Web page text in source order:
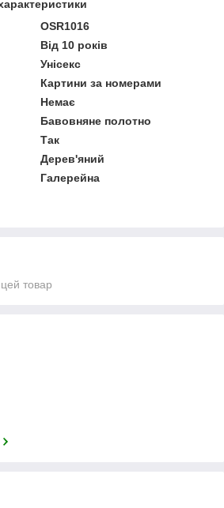
OSR1016
Від 10 років
Унісекс
Картини за номерами
Немає
Бавовняне полотно
Так
Дерев'яний
Галерейна
товар